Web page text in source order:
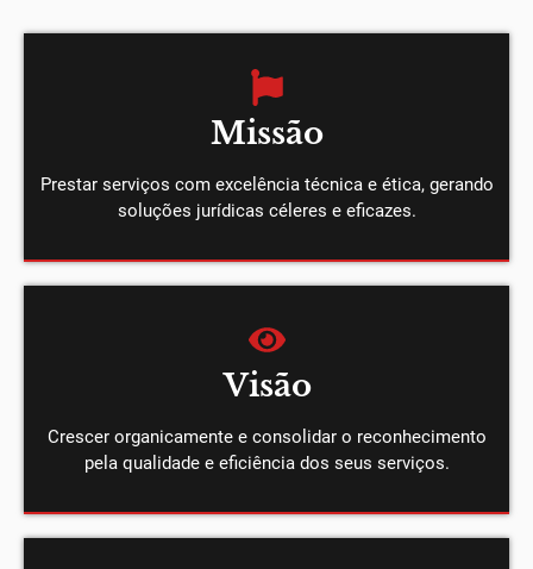
Missão
Prestar serviços com excelência técnica e ética, gerando
soluções jurídicas céleres e eficazes.
Visão
Crescer organicamente e consolidar o reconhecimento
pela qualidade e eficiência dos seus serviços.